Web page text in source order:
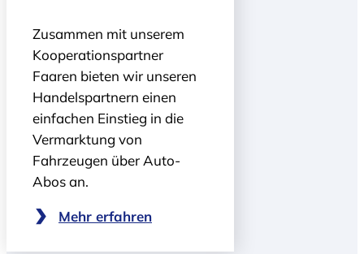
Zusammen mit unserem
Kooperationspartner
Faaren bieten wir unseren
Handelspartnern einen
einfachen Einstieg in die
Vermarktung von
Fahrzeugen über Auto-
Abos an.
Mehr erfahren